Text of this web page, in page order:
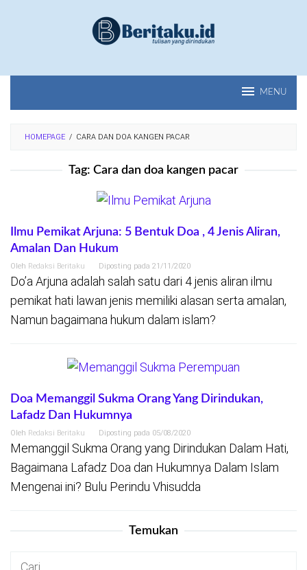
MENU
HOMEPAGE / CARA DAN DOA KANGEN PACAR
Tag: Cara dan doa kangen pacar
Ilmu Pemikat Arjuna: 5 Bentuk Doa , 4 Jenis Aliran,
Amalan Dan Hukum
Oleh Redaksi Beritaku Diposting pada 21/11/2020
Do’a Arjuna adalah salah satu dari 4 jenis aliran ilmu
pemikat hati lawan jenis memiliki alasan serta amalan,
Namun bagaimana hukum dalam islam?
Doa Memanggil Sukma Orang Yang Dirindukan,
Lafadz Dan Hukumnya
Oleh Redaksi Beritaku Diposting pada 05/08/2020
Memanggil Sukma Orang yang Dirindukan Dalam Hati,
Bagaimana Lafadz Doa dan Hukumnya Dalam Islam
Mengenai ini? Bulu Perindu Vhisudda
Temukan
Cari